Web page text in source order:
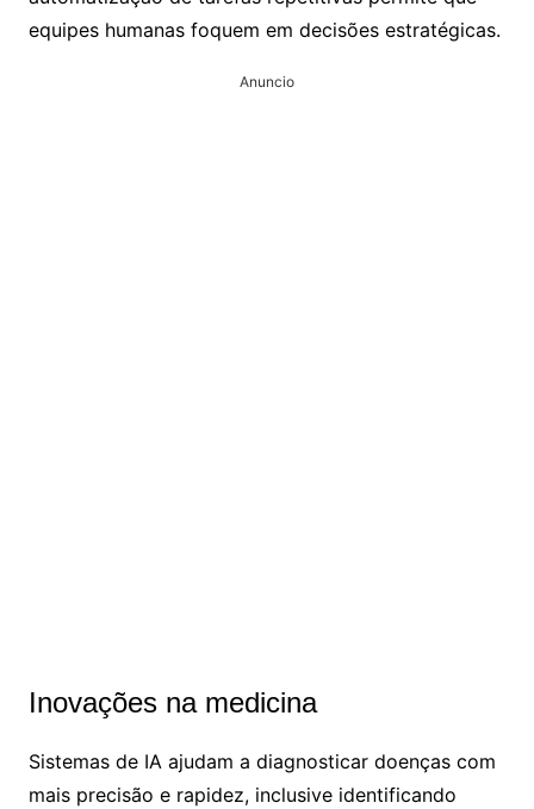
equipes humanas foquem em decisões estratégicas.
Anuncio
Inovações na medicina
Sistemas de IA ajudam a diagnosticar doenças com
mais precisão e rapidez, inclusive identificando